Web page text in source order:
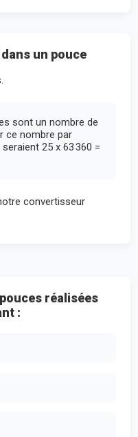
un pouce
sont un nombre de
ce nombre par
25 x 63 360 =
convertisseur
réalisées
: